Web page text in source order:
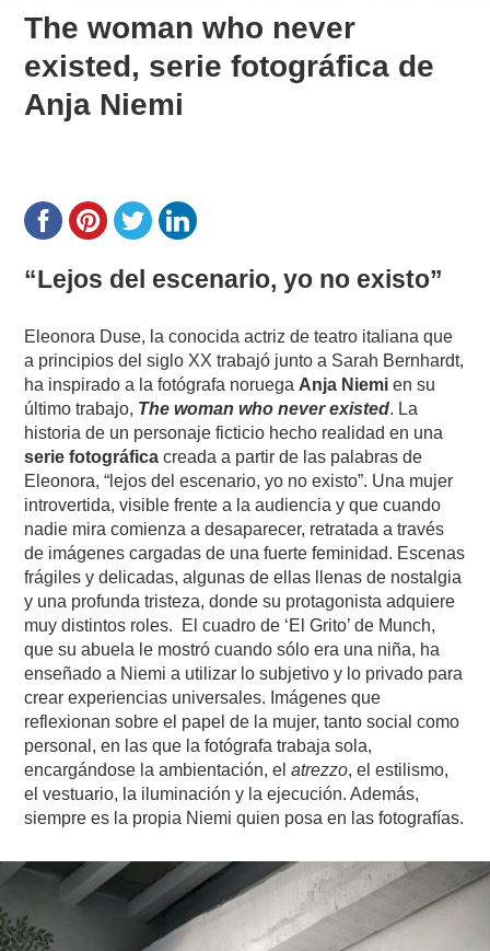
The woman who never
existed, serie fotográfica de
Anja Niemi
“Lejos del escenario, yo no existo”
Eleonora Duse, la conocida actriz de teatro italiana que
a principios del siglo XX trabajó junto a Sarah Bernhardt,
ha inspirado a la fotógrafa noruega Anja Niemi en su
último trabajo, The woman who never existed. La
historia de un personaje ficticio hecho realidad en una
serie fotográfica creada a partir de las palabras de
Eleonora, “lejos del escenario, yo no existo”. Una mujer
introvertida, visible frente a la audiencia y que cuando
nadie mira comienza a desaparecer, retratada a través
de imágenes cargadas de una fuerte feminidad. Escenas
frágiles y delicadas, algunas de ellas llenas de nostalgia
y una profunda tristeza, donde su protagonista adquiere
muy distintos roles. El cuadro de ‘El Grito’ de Munch,
que su abuela le mostró cuando sólo era una niña, ha
enseñado a Niemi a utilizar lo subjetivo y lo privado para
crear experiencias universales. Imágenes que
reflexionan sobre el papel de la mujer, tanto social como
personal, en las que la fotógrafa trabaja sola,
encargándose la ambientación, elatrezzo, el estilismo,
el vestuario, la iluminación y la ejecución. Además,
siempre es la propia Niemi quien posa en las fotografías.